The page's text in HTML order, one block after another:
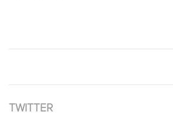
TWITTER